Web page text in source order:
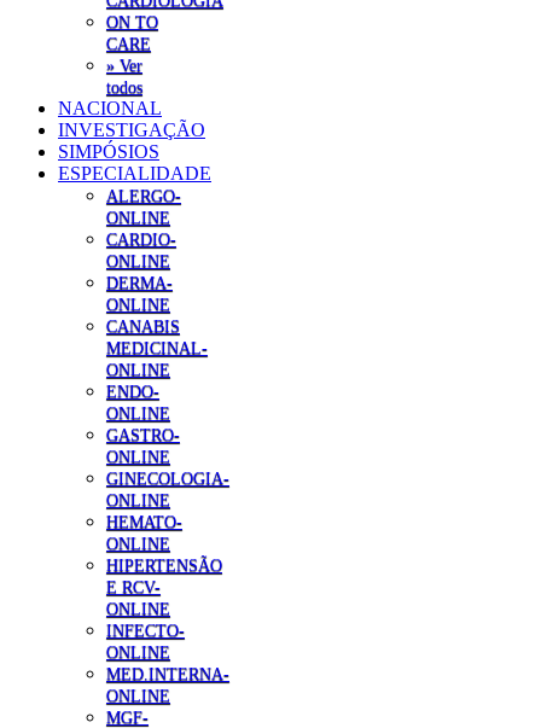
ON TO
CARE
» Ver
todos
NACIONAL
INVESTIGAÇÃO
SIMPÓSIOS
ESPECIALIDADE
ALERGO-
ONLINE
CARDIO-
ONLINE
DERMA-
ONLINE
CANABIS
MEDICINAL-
ONLINE
ENDO-
ONLINE
GASTRO-
ONLINE
GINECOLOGIA-
ONLINE
HEMATO-
ONLINE
HIPERTENSÃO
E RCV-
ONLINE
INFECTO-
ONLINE
MED.INTERNA-
ONLINE
MGF-